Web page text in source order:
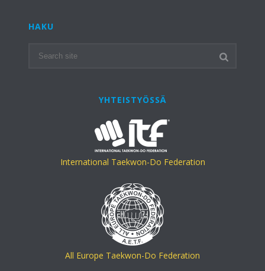
HAKU
YHTEISTYÖSSÄ
International Taekwon-Do Federation
All Europe Taekwon-Do Federation